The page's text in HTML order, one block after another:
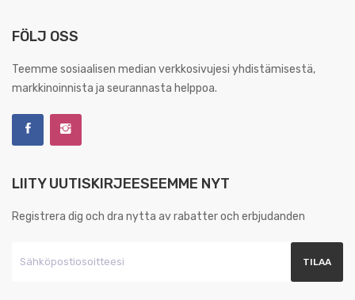
FÖLJ OSS
Teemme sosiaalisen median verkkosivujesi yhdistämisestä,
markkinoinnista ja seurannasta helppoa.
LIITY UUTISKIRJEESEEMME NYT
Registrera dig och dra nytta av rabatter och erbjudanden